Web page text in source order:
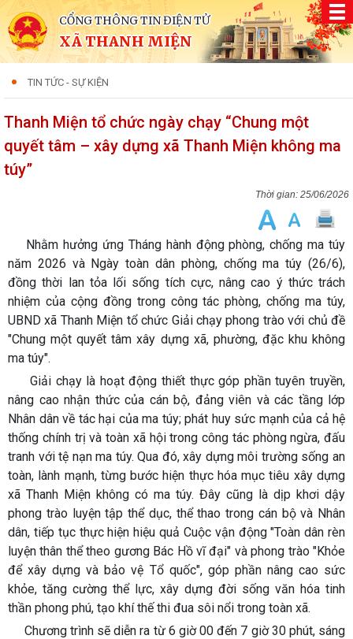
CỔNG THÔNG TIN ĐIỆN TỬ
XÃ THANH MIỆN
TIN TỨC - SỰ KIỆN
Thanh Miện tổ chức ngày chạy “Chung một
quyết tâm – xây dựng xã Thanh Miện không ma
túy”
25/06/2026
Nhằm hưởng ứng Tháng hành động phòng, chống ma túy
năm 2026 và Ngày toàn dân phòng, chống ma túy (26/6),
đồng thời lan tỏa lối sống tích cực, nâng cao ý thức trách
nhiệm của cộng đồng trong công tác phòng, chống ma túy,
UBND xã Thanh Miện tổ chức Giải chạy phong trào với chủ đề
"Chung một quyết tâm xây dựng xã, phường, đặc khu không
ma túy".
Giải chạy là hoạt động thiết thực góp phần tuyên truyền,
nâng cao nhận thức của cán bộ, đảng viên và các tầng lớp
Nhân dân về tác hại của ma túy; phát huy sức mạnh của cả hệ
thống chính trị và toàn xã hội trong công tác phòng ngừa, đấu
tranh với tệ nạn ma túy. Qua đó, xây dựng môi trường sống an
toàn, lành mạnh, từng bước hiện thực hóa mục tiêu xây dựng
xã Thanh Miện không có ma túy. Đây cũng là dịp khơi dậy
phong trào luyện tập thể dục, thể thao trong cán bộ và Nhân
dân, tiếp tục thực hiện hiệu quả Cuộc vận động "Toàn dân rèn
luyện thân thể theo gương Bác Hồ vĩ đại" và phong trào "Khỏe
để xây dựng và bảo vệ Tổ quốc", góp phần nâng cao sức
khỏe, tăng cường thể lực, xây dựng đời sống văn hóa tinh
thần phong phú, tạo khí thế thi đua sôi nổi trong toàn xã.
Chương trình sẽ diễn ra từ 6 giờ 00 đến 7 giờ 30 phút, sáng